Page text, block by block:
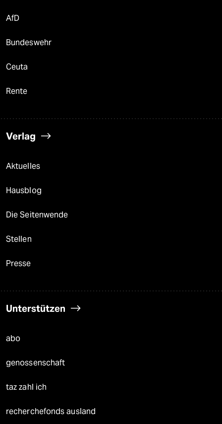
AfD
Bundeswehr
Ceuta
Rente
Verlag
Aktuelles
Hausblog
Die Seitenwende
Stellen
Presse
Unterstützen
abo
genossenschaft
taz zahl ich
recherchefonds ausland